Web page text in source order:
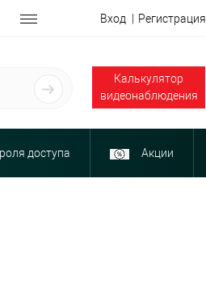
Вход Регистрация
Калькулятор
видеонаблюдения
доступа Акции